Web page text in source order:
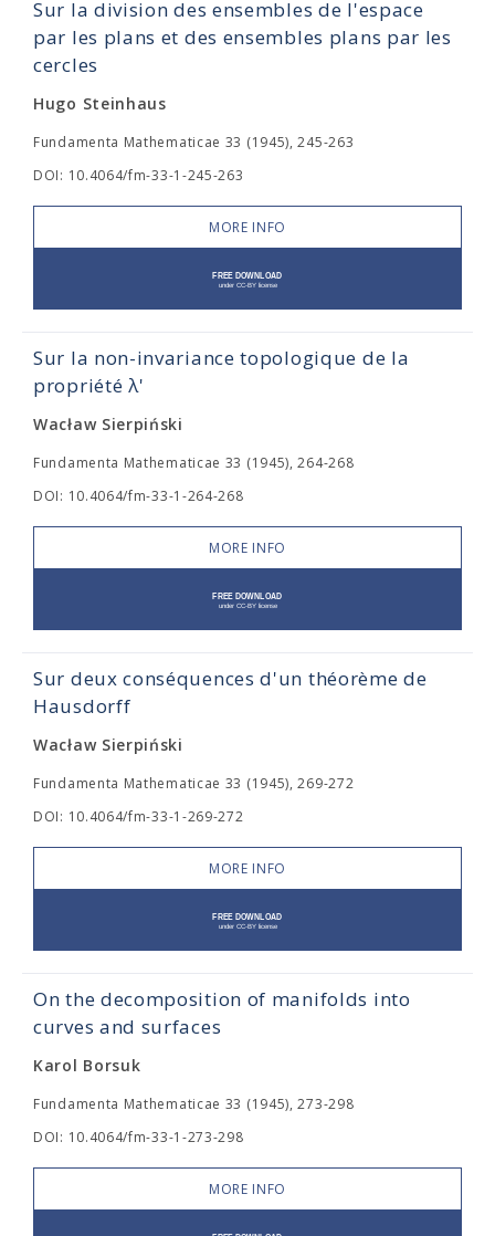
Sur la division des ensembles de l'espace
par les plans et des ensembles plans par les
cercles
Hugo Steinhaus
Fundamenta Mathematicae 33 (1945), 245-263
DOI: 10.4064/fm-33-1-245-263
MORE INFO
Sur la non-invariance topologique de la
propriété λ'
Wacław Sierpiński
Fundamenta Mathematicae 33 (1945), 264-268
DOI: 10.4064/fm-33-1-264-268
MORE INFO
Sur deux conséquences d'un théorème de
Hausdorff
Wacław Sierpiński
Fundamenta Mathematicae 33 (1945), 269-272
DOI: 10.4064/fm-33-1-269-272
MORE INFO
On the decomposition of manifolds into
curves and surfaces
Karol Borsuk
Fundamenta Mathematicae 33 (1945), 273-298
DOI: 10.4064/fm-33-1-273-298
MORE INFO